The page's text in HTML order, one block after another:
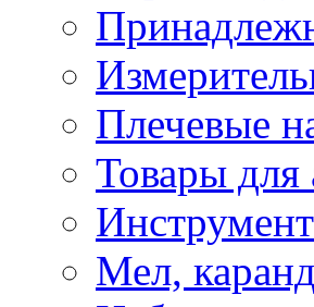
Плечевые
Товары для
Мел,